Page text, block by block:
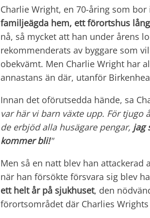
Charlie Wright, en 70-åring som
familjeägda hem, ett förortshus
nå, så mycket att han under årens
rekommenderats av byggare som
obekvämt. Men Charlie Wright har
annastans än där, utanför
Innan det oförutsedda hände, sa
var här vi barn växte upp. För
de erbjöd alla husägare pengar, jag
kommer bli!"
Men så en natt blev han
när han försökte försvara sig blev
ett helt år på sjukhuset, den
förortsområdet där Charlies